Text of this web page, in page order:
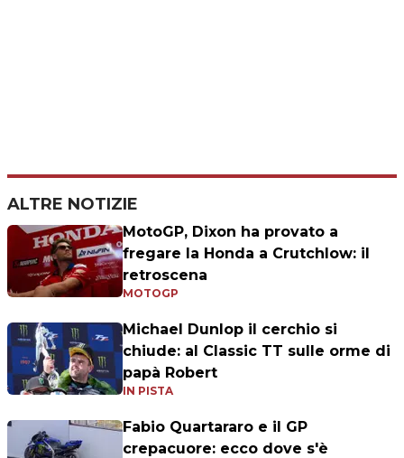
ALTRE NOTIZIE
MotoGP, Dixon ha provato a
fregare la Honda a Crutchlow: il
retroscena
MOTOGP
Michael Dunlop il cerchio si
chiude: al Classic TT sulle orme di
papà Robert
IN PISTA
Fabio Quartararo e il GP
crepacuore: ecco dove s'è